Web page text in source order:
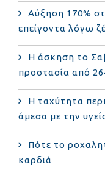
Αύξηση 170%
επείγοντα λόγω
Η άσκηση το
προστασία από
Η ταχύτητα
άμεσα με την
Πότε το
καρδιά